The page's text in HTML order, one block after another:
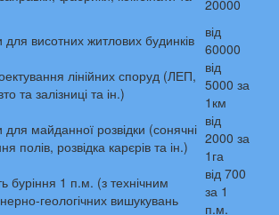
20000
для висотних житлових будинків
від
60000
лінійних споруд (ЛЕП,
та залізниці та ін.)
від
5000 за
1км
для майданної розвідки (сонячні
полів, розвідка карєрів та ін.)
від
2000 за
1га
буріння 1 п.м. (з технічним
геологічних вишукувань
від 700
за 1
п.м.